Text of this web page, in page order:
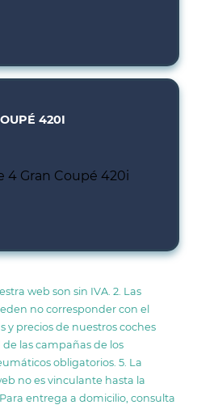
420I
web son sin IVA. 2. Las
no corresponder con el
y precios de nuestros coches
las campañas de los
obligatorios. 5. La
no es vinculante hasta la
entrega a domicilio, consulta